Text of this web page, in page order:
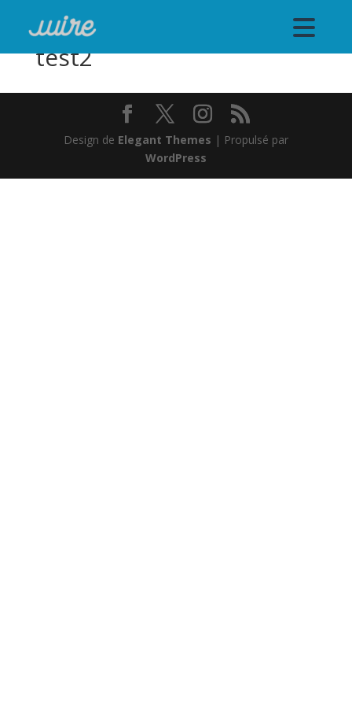
test2
Design de Elegant Themes | Propulsé par
WordPress